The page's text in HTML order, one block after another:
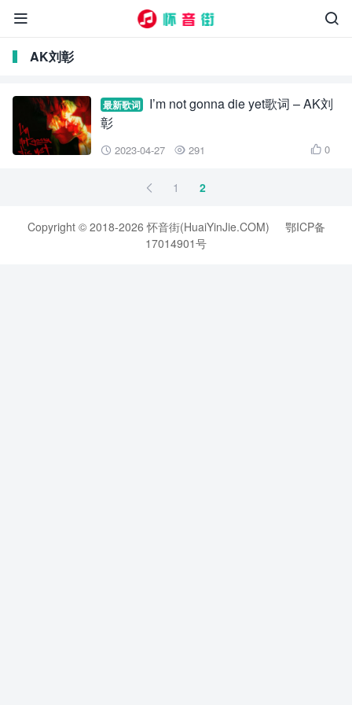


AK刘彰
最新歌词
I’m not gonna die yet歌词 – AK刘
彰
 2023-04-27  291  0
 1 2
Copyright © 2018-2026 怀音街(HuaiYinJie.COM)
鄂ICP备
17014901号